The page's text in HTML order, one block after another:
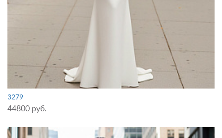
3279
44800 руб.